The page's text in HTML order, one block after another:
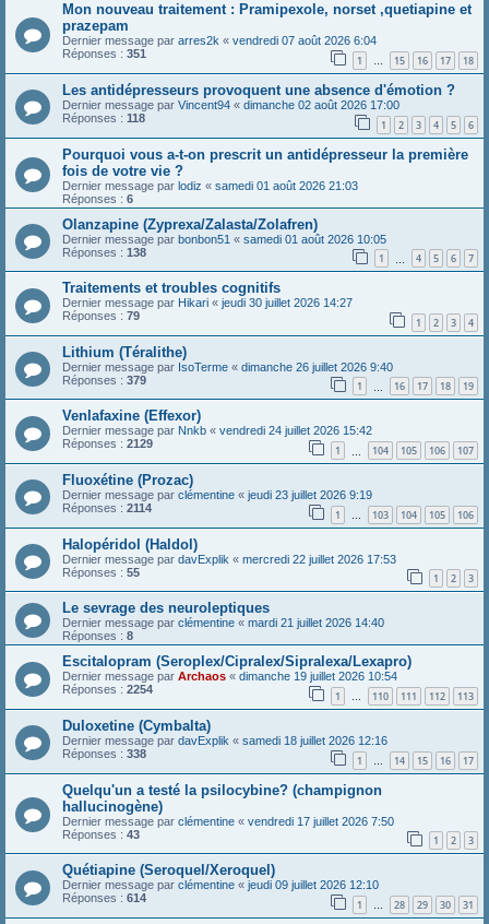
Mon nouveau traitement : Pramipexole, norset ,quetiapine et
prazepam
Dernier message par arres2k « vendredi 07 août 2026 6:04
Réponses : 351 1 … 15 16 17 18
Les antidépresseurs provoquent une absence d'émotion ?
Dernier message par Vincent94 « dimanche 02 août 2026 17:00
Réponses : 118 1 2 3 4 5 6
Pourquoi vous a-t-on prescrit un antidépresseur la première
fois de votre vie ?
Dernier message par lodiz « samedi 01 août 2026 21:03
Réponses : 6
Olanzapine (Zyprexa/Zalasta/Zolafren)
Dernier message par bonbon51 « samedi 01 août 2026 10:05
Réponses : 138 1 4 5 6 7
Traitements et troubles cognitifs
Dernier message par Hikari « jeudi 30 juillet 2026 14:27
Réponses : 79 1 2 3 4
Lithium (Téralithe)
Dernier message par IsoTerme « dimanche 26 juillet 2026 9:40
Réponses : 379 1 16 17 18 19
Venlafaxine (Effexor)
Dernier message par Nnkb « vendredi 24 juillet 2026 15:42
Réponses : 2129 1 104 105 106 107
Fluoxétine (Prozac)
Dernier message par clémentine « jeudi 23 juillet 2026 9:19
Réponses : 2114 1 … 103 104 105 106
Halopéridol (Haldol)
Dernier message par davExplik « mercredi 22 juillet 2026 17:53
Réponses : 55 1 2 3
Le sevrage des neuroleptiques
Dernier message par clémentine « mardi 21 juillet 2026 14:40
Réponses : 8
Escitalopram (Seroplex/Cipralex/Sipralexa/Lexapro)
Dernier message par Archaos « dimanche 19 juillet 2026 10:54
Réponses : 2254 1 … 110 111 112 113
Duloxetine (Cymbalta)
Dernier message par davExplik « samedi 18 juillet 2026 12:16
Réponses : 338 1 … 14 15 16 17
Quelqu'un a testé la psilocybine? (champignon
hallucinogène)
Dernier message par clémentine « vendredi 17 juillet 2026 7:50
Réponses : 43 1 2 3
Quétiapine (Seroquel/Xeroquel)
Dernier message par clémentine « jeudi 09 juillet 2026 12:10
Réponses : 614 1 … 28 29 30 31